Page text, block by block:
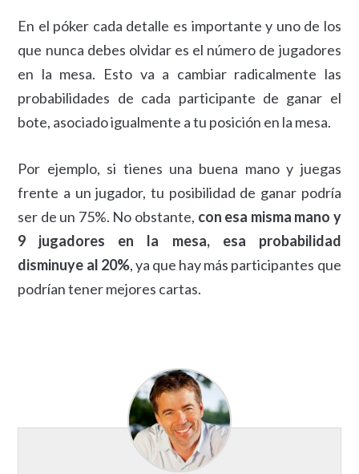
En el póker cada detalle es importante y uno de los
que nunca debes olvidar es el número de jugadores
en la mesa. Esto va a cambiar radicalmente las
probabilidades de cada participante de ganar el
bote, asociado igualmente a tu posición en la mesa.
Por ejemplo, si tienes una buena mano y juegas
frente a un jugador, tu posibilidad de ganar podría
ser de un 75%. No obstante, con esa misma mano y
9 jugadores en la mesa, esa probabilidad
disminuye al 20%, ya que hay más participantes que
podrían tener mejores cartas.